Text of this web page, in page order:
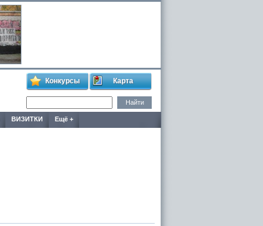
Конкурсы Карта
ВИЗИТКИ Ещё +